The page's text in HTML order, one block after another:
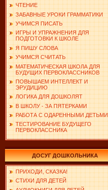
ЧТЕНИЕ
ЗАБАВНЫЕ УРОКИ ГРАММАТИКИ
УЧИМСЯ ПИСАТЬ
ИГРЫ И УПРАЖНЕНИЯ ДЛЯ
ПОДГОТОВКИ К ШКОЛЕ
Я ПИШУ СЛОВА
УЧИМСЯ СЧИТАТЬ
МАТЕМАТИЧЕСКАЯ ШКОЛА ДЛЯ
БУДУЩИХ ПЕРВОКЛАССНИКОВ
ПОВЫШАЕМ ИНТЕЛЛЕКТ И
ЭРУДИЦИЮ
ЛОГИКА ДЛЯ ДОШКОЛЯТ
В ШКОЛУ - ЗА ПЯТЕРКАМИ
РАБОТА С ОДАРЕННЫМИ ДЕТЬМИ
ТЕСТИРОВАНИЕ БУДУЩЕГО
ПЕРВОКЛАССНИКА
ДОСУГ ДОШКОЛЬНИКА
ПРИХОДИ, СКАЗКА!
СТИХИ ДЛЯ ДЕТЕЙ